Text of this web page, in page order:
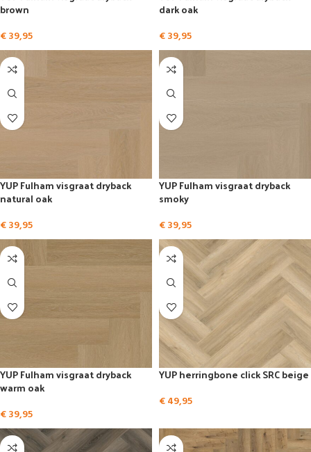
brown
€39,95
dark oak
€39,95
YUP Fulham visgraat dryback
natural oak
€39,95
YUP Fulham visgraat dryback
smoky
€39,95
YUP Fulham visgraat dryback
warm oak
€39,95
YUP herringbone click SRC beige
€49,95